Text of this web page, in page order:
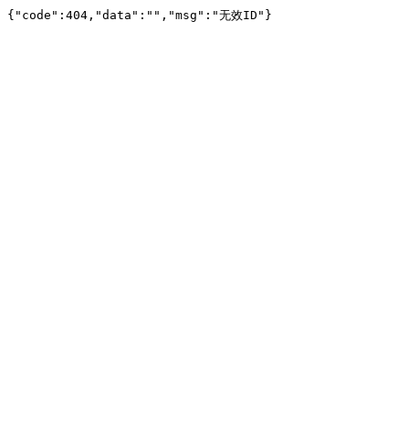
{"code":404,"data":"","msg":"无效ID"}